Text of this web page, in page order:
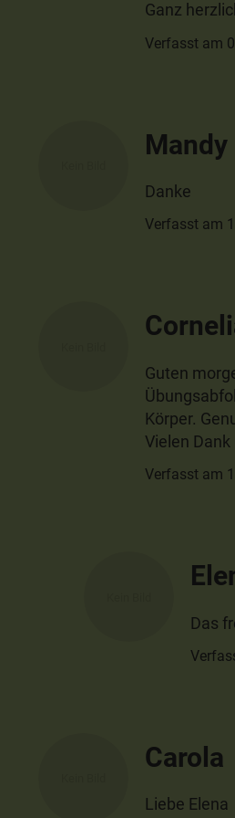
Ganz
Verfasst am
Mandy
Danke
Verfasst am
Guten
Körper.
Vielen
Verfasst am
Das
Carola
Liebe Elena